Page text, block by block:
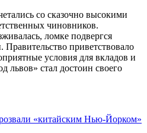
со сказочно высокими
чиновников.
ломке подвергся
приветствовало
условия для вкладов и
львов» стал достоин своего